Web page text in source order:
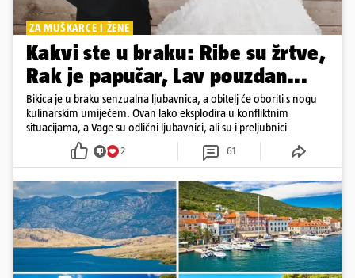
ZA MUŠKARCE I ŽENE
Kakvi ste u braku: Ribe su žrtve,
Rak je papučar, Lav pouzdan...
Bikica je u braku senzualna ljubavnica, a obitelj će oboriti s nogu
kulinarskim umijećem. Ovan lako eksplodira u konfliktnim
situacijama, a Vage su odlični ljubavnici, ali su i preljubnici
2 61